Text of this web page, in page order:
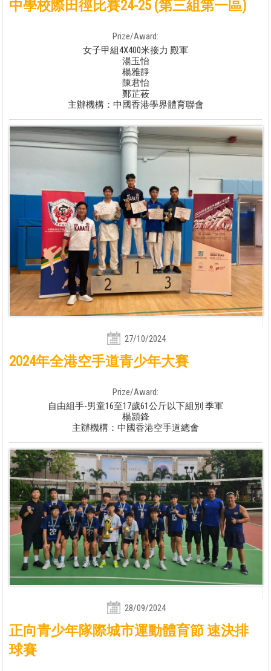
中學校際田徑比賽24-25 (第三組第一區)
Prize/Award:
女子甲組4X400米接力 殿軍
湯玉怡
楊雅靜
陳君怡
鄭芷莜
主辦機構：中國香港學界體育聯會
27/10/2024
2024年全港空手道青少年大賽
Prize/Award:
自由組手-男童16至17歲61公斤以下組別 季軍
楊潁鋒
主辦機構：中國香港空手道總會
28/09/2024
正向青少年隊際城市運動體育節 速決排
球賽